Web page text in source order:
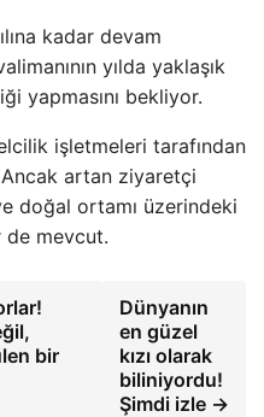
kadar devam
yılda yaklaşık
yapmasını bekliyor.
işletmeleri tarafından
Ancak artan ziyaretçi
doğal ortamı üzerindeki
de mevcut.
bir
Dünyanın
en güzel
kızı olarak
biliniyordu!
Şimdi izle →